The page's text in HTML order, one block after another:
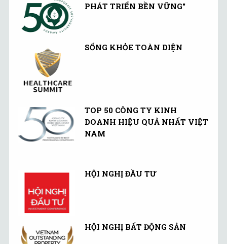
PHÁT TRIỂN BỀN VỮNG"
SỐNG KHỎE TOÀN DIỆN
TOP 50 CÔNG TY KINH
DOANH HIỆU QUẢ NHẤT VIỆT
NAM
HỘI NGHỊ ĐẦU TƯ
HỘI NGHỊ BẤT ĐỘNG SẢN